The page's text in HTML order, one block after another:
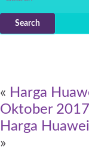
Search
« Harga
Oktober 2017
Harga
»